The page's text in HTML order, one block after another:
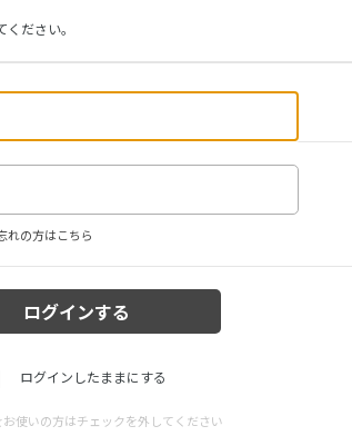
ださい。
れの方はこちら
ログインしたままにする
使いの方はチェックを外してください